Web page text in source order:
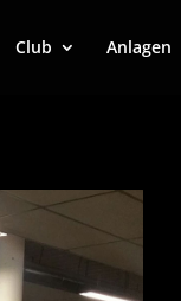
Club Anlagen